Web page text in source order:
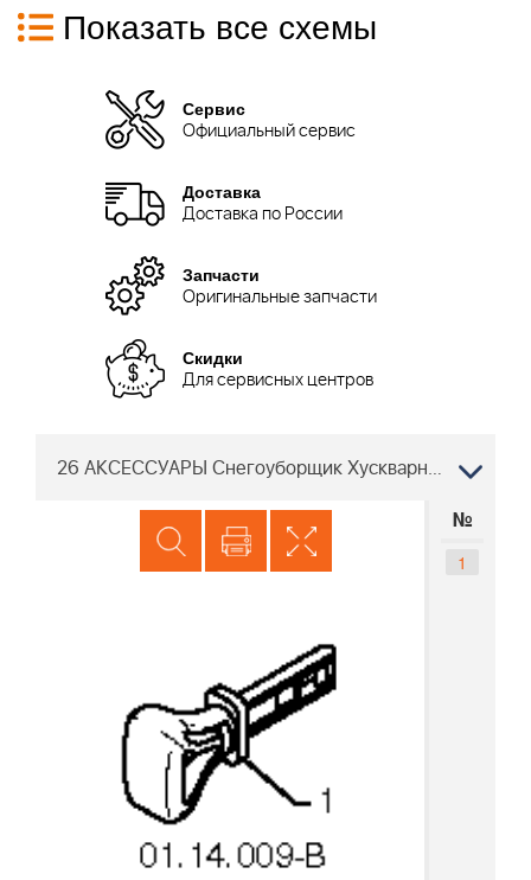
Показать все схемы
Сервис
Официальный сервис
Доставка
Доставка по России
Запчасти
Оригинальные запчасти
Скидки
Для сервисных центров
26 АКСЕССУАРЫ Снегоуборщик Хускварна ST 224, 96191008704, 2018-03 PNC номер
№
1